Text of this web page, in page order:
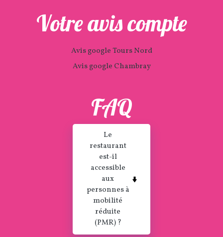
Votre avis compte
Avis google Tours Nord
Avis google Chambray
FAQ
Le
restaurant
est-il
accessible
aux
personnes à
mobilité
réduite
(PMR) ?